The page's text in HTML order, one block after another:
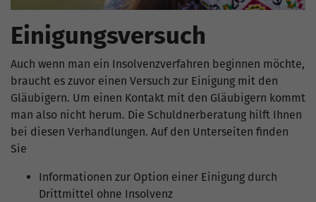
Einigungsversuch
Auch wenn man ein Insolvenzverfahren beginnen möchte,
braucht es zuvor einen Versuch zur Einigung mit den
Gläubigern. Um einen Kontakt mit den Gläubigern kommt
man also nicht herum. Die Schuldnerberatung hilft Ihnen
bei diesen Verhandlungen. Auf den Unterseiten finden
Sie
Informationen zur Option einer Einigung durch
Drittmittel ohne Insolvenz